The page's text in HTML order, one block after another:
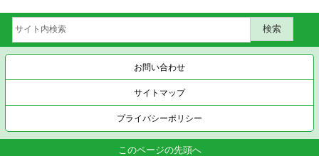
お問い合わせ
サイトマップ
プライバシーポリシー
このページの先頭へ